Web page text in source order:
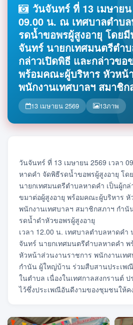
วันจันทร์ ที่ 13 เมษายน
09.00 น. ณ เทศบาลตำบ
รดน้ำขอพรผู้สูงอายุ โดย
จันทร์ นายกเทศมนตรีตำ
กล่าวเปิดพิธี และกล่าวขอ
พร้อมคณะผู้บริหาร หัวหน้
พนักงานเทศบาลฯ สมาชิ
13 เมษายน 2569 13ภาพ
วันจันทร์ ที่ 13 เมษายน 2569 เวลา
หาดคำ จัดพิธีรดน้ำขอพรผู้สูงอายุ โด
นายกเทศมนตรีตำบลหาดคำ เป็นผู้ก
ขมาต่อผู้สูงอายุ พร้อมคณะผู้บริหาร
พนักงานเทศบาลฯ สมาชิกสภาฯ กำ
รดน้ำดำหัวขอพรผู้สูงอายุ
เวลา 12.00 น. เทศบาลตำบลหาดคำ
จันทร์ นายกเทศมนตรีตำบลหาดคำ
หัวหน้าส่วนงานราชการ พนักงานเท
กำนัน ผู้ใหญ่บ้าน ร่วมสืบสานประเพ
ในตำบล เนื่องในเทศกาลสงกรานต์
ไว้ซึ่งประเพณีอันดีงามของชุมชนให้